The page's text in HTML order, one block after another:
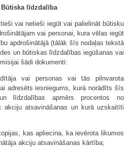
Būtiska līdzdalība
vai netieši iegūt vai palielināt būtisku
vai personai, kura vēlas iegūt
apdrošinātājā (tālāk šīs nodaļas tekstā
un būtiskas līdzdalības iegūšanas vai
šādi dokumenti:
vai personas vai tās pilnvarota
adresēts iesniegums, kurā norādīts šīs
līdzdalības apmērs procentos no
akciju atsavināšanas un kurā uzskaitīti
kas apliecina, ka ievērota likumos
akciju atsavināšanas kārtība;